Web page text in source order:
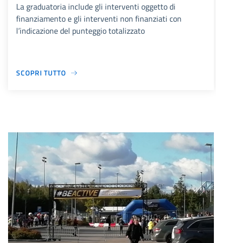
La graduatoria include gli interventi oggetto di
finanziamento e gli interventi non finanziati con
l’indicazione del punteggio totalizzato
SCOPRI TUTTO